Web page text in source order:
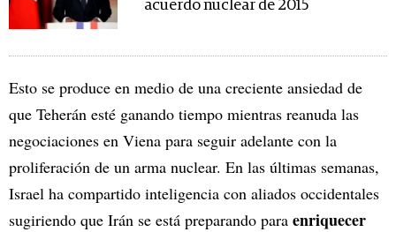
acuerdo nuclear de 2015
Esto se produce en medio de una creciente ansiedad de
que Teherán esté ganando tiempo mientras reanuda las
negociaciones en Viena para seguir adelante con la
proliferación de un arma nuclear. En las últimas semanas,
Israel ha compartido inteligencia con aliados occidentales
sugiriendo que Irán se está preparando para enriquecer